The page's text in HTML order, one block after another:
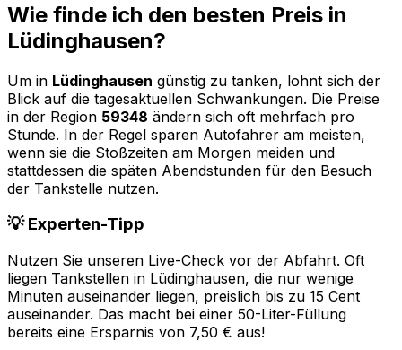
Wie finde ich den besten Preis in
Lüdinghausen?
Um in Lüdinghausen günstig zu tanken, lohnt sich der
Blick auf die tagesaktuellen Schwankungen. Die Preise
in der Region 59348 ändern sich oft mehrfach pro
Stunde. In der Regel sparen Autofahrer am meisten,
wenn sie die Stoßzeiten am Morgen meiden und
stattdessen die späten Abendstunden für den Besuch
der Tankstelle nutzen.
💡 Experten-Tipp
Nutzen Sie unseren Live-Check vor der Abfahrt. Oft
liegen Tankstellen in Lüdinghausen, die nur wenige
Minuten auseinander liegen, preislich bis zu 15 Cent
auseinander. Das macht bei einer 50-Liter-Füllung
bereits eine Ersparnis von 7,50 € aus!